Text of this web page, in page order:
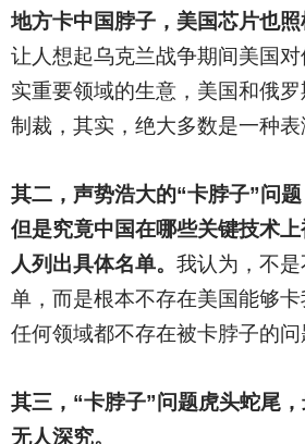
地方卡中国脖子，美国芯片也照
让人想起乌克兰战争期间美国
实重要领域的生意，美国和俄
制裁，其实，绝大多数是一种表
其二，声势浩大的“卡脖子”问题
但是究竟中国在哪些关键技术
人列出具体名单。 我认为，不
单，而是根本不存在美国能够卡
任何领域都不存在被卡脖子的问
其三，“卡脖子”问题虎头蛇尾
无人深究。